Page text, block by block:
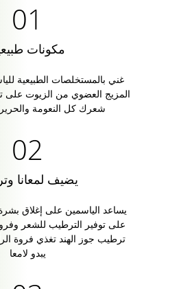
مكونات
غني بالمستخلصات الطبيعية
المزيج العضوي من الزيوت على
شعرك كل النعومة
يضيف لمعانا
يساعد الياسمين على إغلاق
على توفير الترطيب للشعر
ترطيب جوز الهند تغذي فروة
يبدو لامعا